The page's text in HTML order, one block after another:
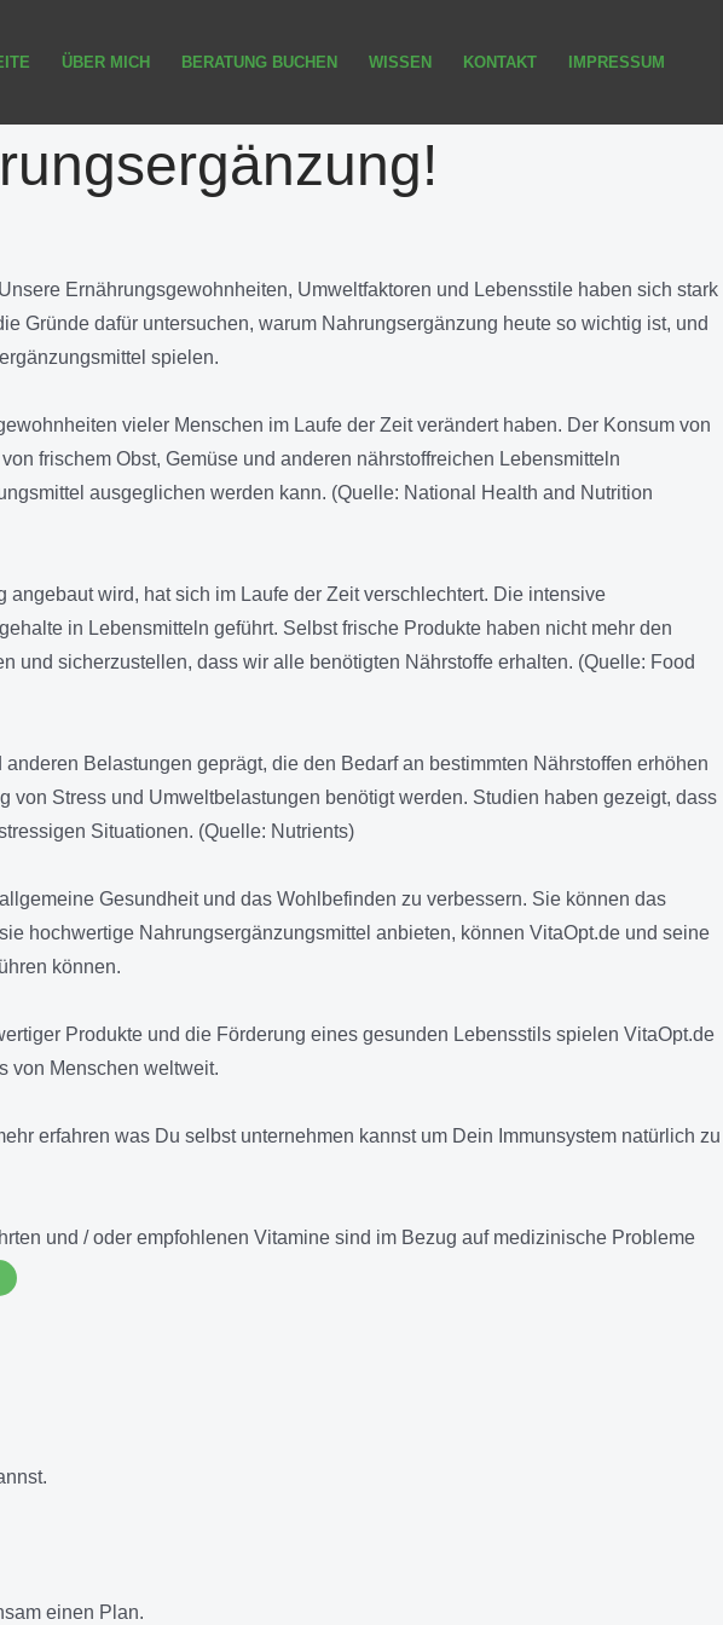
ÜBER MICH BERATUNG BUCHEN WISSEN KONTAKT IMPRESSUM
Ernährungsgewohnheiten, Umweltfaktoren und Lebensstile haben sich stark
Gründe dafür untersuchen, warum Nahrungsergänzung heute so wichtig ist, und
spielen.
vieler Menschen im Laufe der Zeit verändert haben. Der Konsum von
frischem Obst, Gemüse und anderen nährstoffreichen Lebensmitteln
ausgeglichen werden kann. (Quelle: National Health and Nutrition
wird, hat sich im Laufe der Zeit verschlechtert. Die intensive
in Lebensmitteln geführt. Selbst frische Produkte haben nicht mehr den
sicherzustellen, dass wir alle benötigten Nährstoffe erhalten. (Quelle: Food
Belastungen geprägt, die den Bedarf an bestimmten Nährstoffen erhöhen
Stress und Umweltbelastungen benötigt werden. Studien haben gezeigt, dass
Situationen. (Quelle: Nutrients)
Gesundheit und das Wohlbefinden zu verbessern. Sie können das
hochwertige Nahrungsergänzungsmittel anbieten, können VitaOpt.de und seine
können.
Produkte und die Förderung eines gesunden Lebensstils spielen VitaOpt.de
von Menschen weltweit.
erfahren was Du selbst unternehmen kannst um Dein Immunsystem natürlich zu
und / oder empfohlenen Vitamine sind im Bezug auf medizinische Probleme
einen Plan.